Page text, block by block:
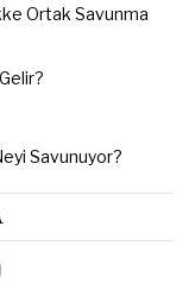
Ortak Savunma
Savunuyor?